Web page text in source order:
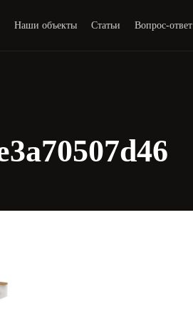
Наши объекты Статьи Вопрос-ответ